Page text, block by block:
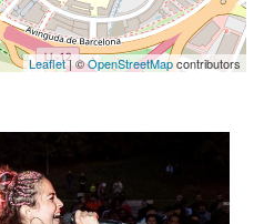
Leaflet| ©OpenStreetMapcontributors